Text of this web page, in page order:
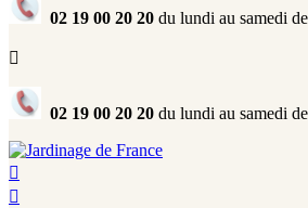
02 19 00 20 20 du lundi au samedi

02 19 00 20 20 du lundi au samedi

